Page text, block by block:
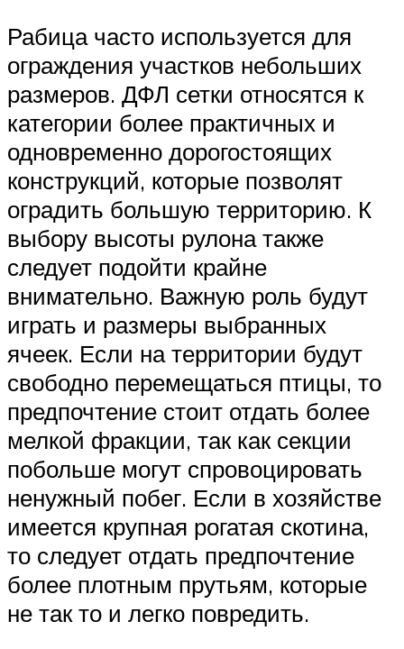
Рабица часто используется для
ограждения участков небольших
размеров. ДФЛ сетки относятся к
категории более практичных и
одновременно дорогостоящих
конструкций, которые позволят
оградить большую территорию. К
выбору высоты рулона также
следует подойти крайне
внимательно. Важную роль будут
играть и размеры выбранных
ячеек. Если на территории будут
свободно перемещаться птицы, то
предпочтение стоит отдать более
мелкой фракции, так как секции
побольше могут спровоцировать
ненужный побег. Если в хозяйстве
имеется крупная рогатая скотина,
то следует отдать предпочтение
более плотным прутьям, которые
не так то и легко повредить.